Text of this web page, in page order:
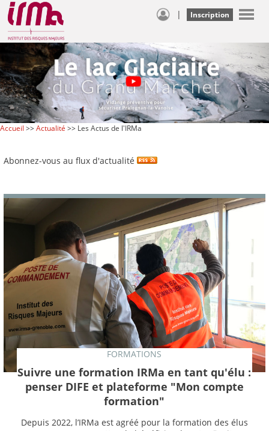
| Inscription
Accueil >>Actualité >> Les Actus de l'IRMa
Abonnez-vous au flux d'actualité
FORMATIONS
Suivre une formation IRMa en tant qu'élu :
penser DIFE et plateforme "Mon compte
formation"
Depuis 2022, l’IRMa est agréé pour la formation des élus